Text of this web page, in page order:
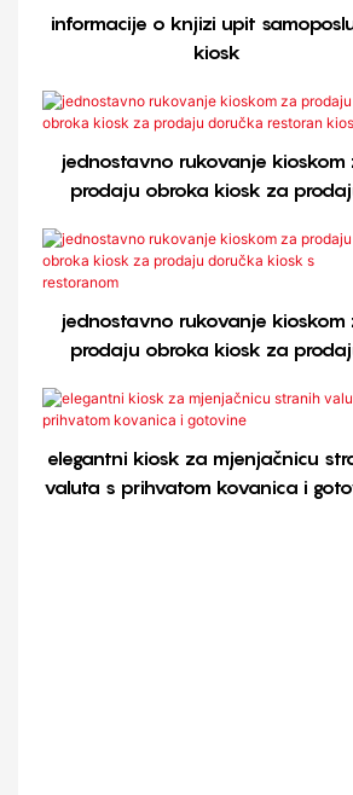
informacije o knjizi upit
kiosk
jednostavno rukovanje kioskom
prodaju obroka kiosk za
jednostavno rukovanje kioskom
prodaju obroka kiosk za
elegantni kiosk za mjenjačnicu
valuta s prihvatom kovanica i